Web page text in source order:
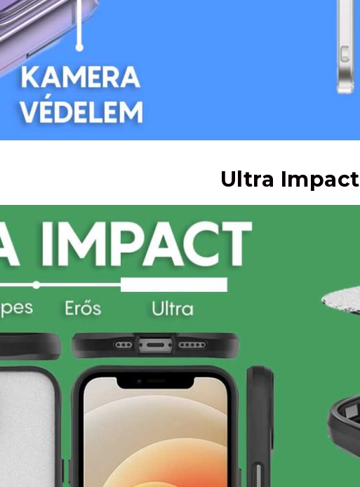
Ultra Impact